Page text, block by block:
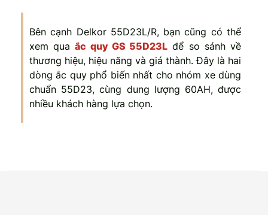
Bên cạnh Delkor 55D23L/R, bạn cũng có thể
xem quaắc quy GS 55D23L để so sánh về
thương hiệu, hiệu năng và giá thành. Đây là hai
dòng ắc quy phổ biến nhất cho nhóm xe dùng
chuẩn 55D23, cùng dung lượng 60AH, được
nhiều khách hàng lựa chọn.